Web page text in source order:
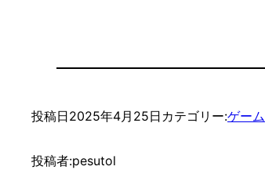
投稿日2025年4月25日 カテゴリー:ゲーム
投稿者:pesutol